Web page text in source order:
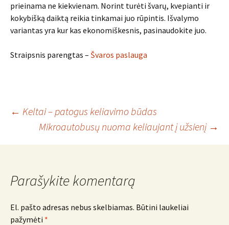
prieinama ne kiekvienam. Norint turėti švarų, kvepianti ir
kokybišką daiktą reikia tinkamai juo rūpintis. Išvalymo
variantas yra kur kas ekonomiškesnis, pasinaudokite juo.
Straipsnis parengtas – Švaros paslauga
Įrašo
navigacija
← Keltai – patogus keliavimo būdas
Mikroautobusų nuoma keliaujant į užsienį →
Parašykite komentarą
El. pašto adresas nebus skelbiamas. Būtini laukeliai
pažymėti *